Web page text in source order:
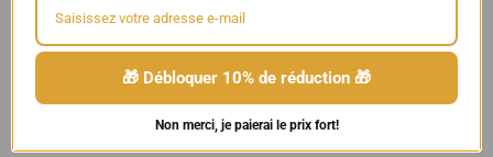
Arôme concentré Pinkman –
Concentré Heisenberg –
🎁 Débloquer 10% de réduction 🎁
Non merci, je paierai le prix fort!